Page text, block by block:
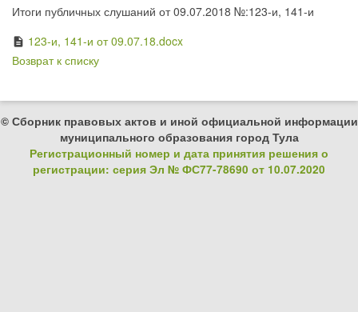
Итоги публичных слушаний от 09.07.2018 №:123-и, 141-и
description 123-и, 141-и от 09.07.18.docx
Возврат к списку
© Сборник правовых актов и иной официальной информации
муниципального образования город Тула
Регистрационный номер и дата принятия решения о
регистрации: серия Эл № ФС77-78690 от 10.07.2020